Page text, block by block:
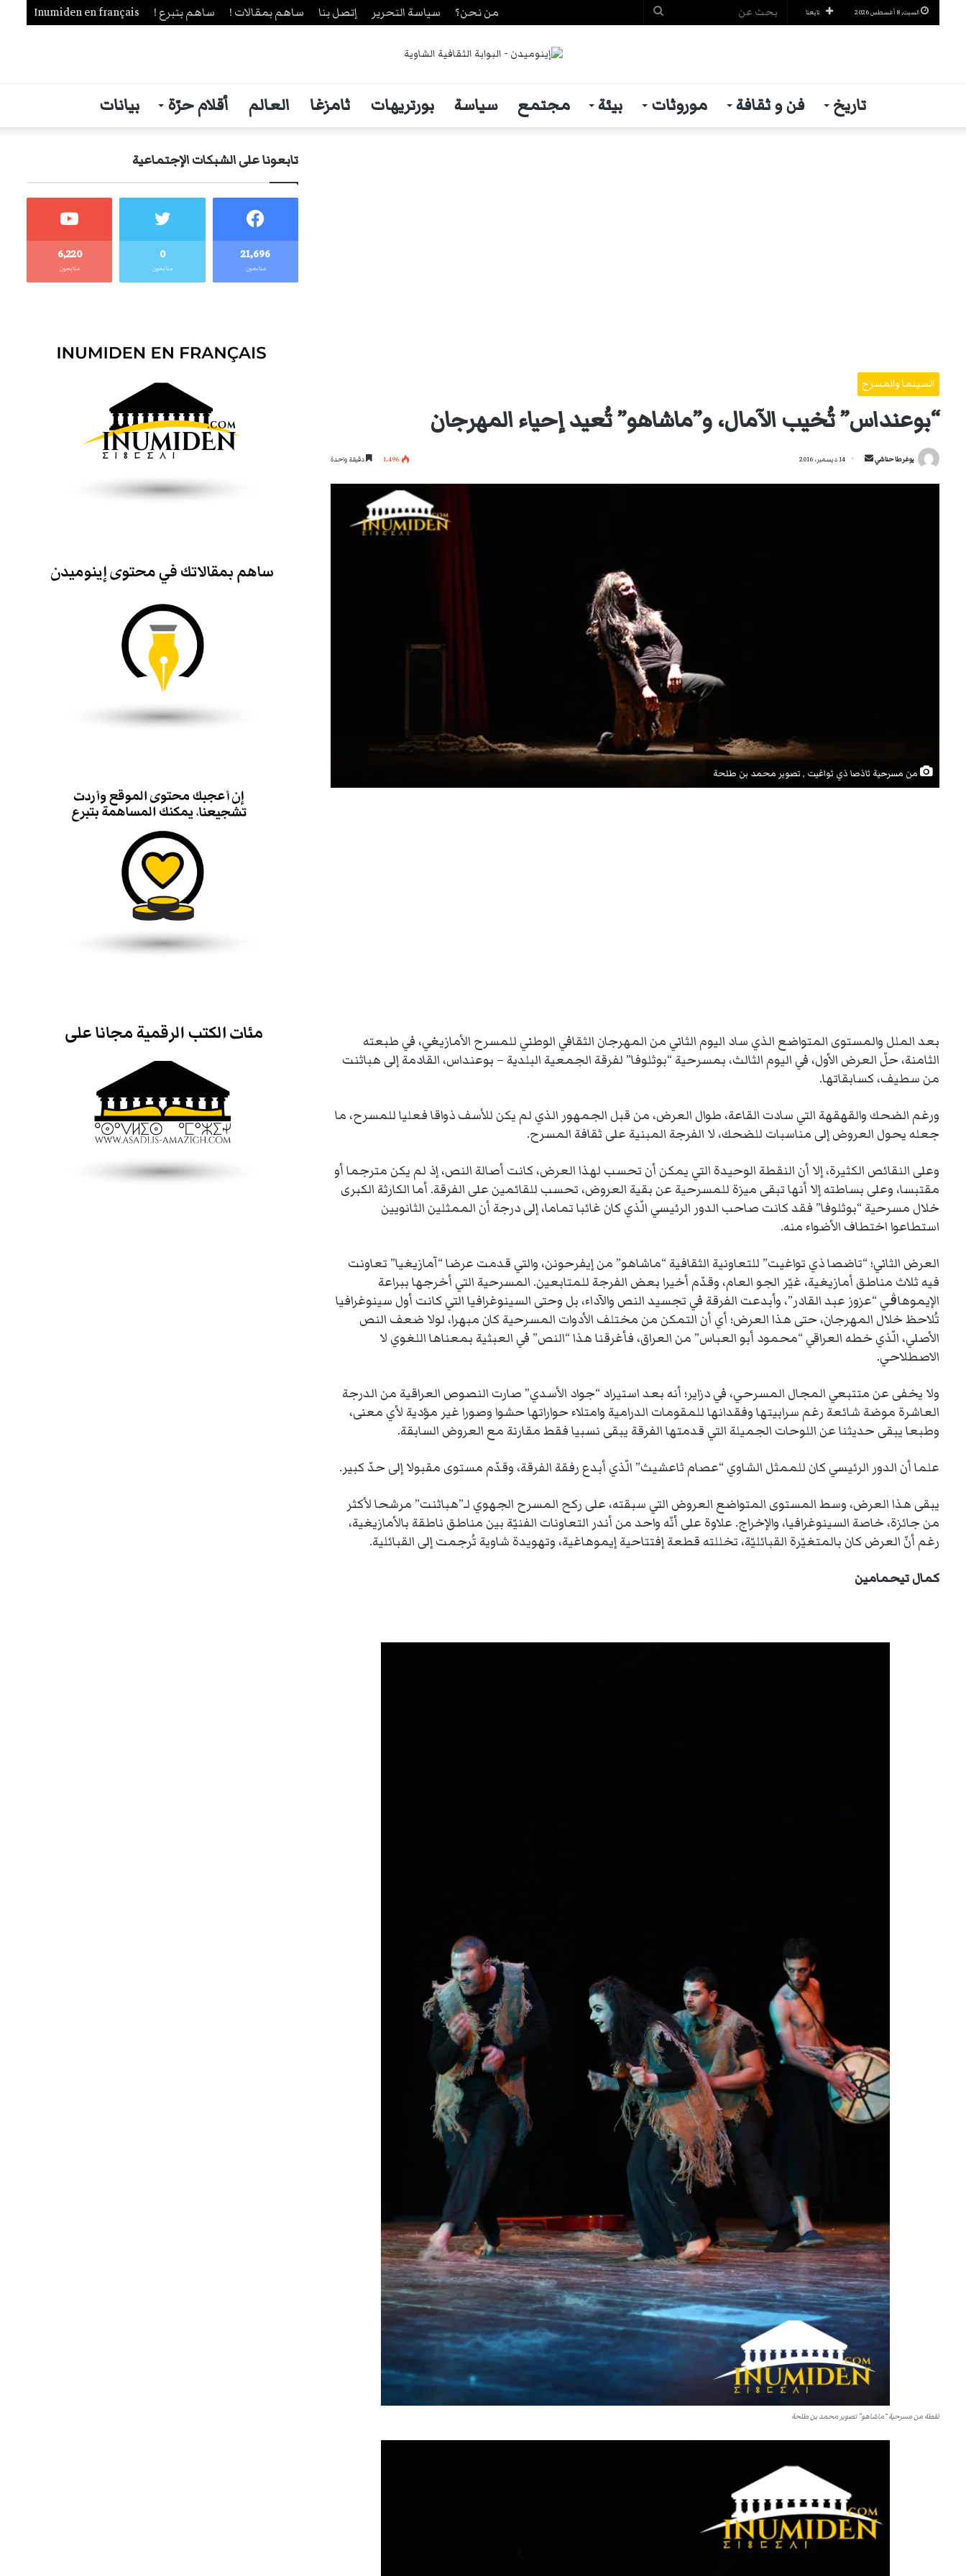
السبت, 8 أغسطس 2026
بحث
تابعنا من نحن؟ سياسة التحرير إتصل بنا ساهم بمقالات ! ساهم بتبرع ! Inumiden en français
تاريخ فن و ثقافة موروثات بيئة مجتمع سياسة بورتريهات ثامزغا العالم أقلام حرّة بيانات
السينما والمسرح
“بوعنداس” تُخيب الآمال، و”ماشاهو” تُعيد إحياء المهرجان
يوغرطا حناشي
أرسل
14 ديسمبر، 2016 1٬496 دقيقة واحدة
من مسرحية ثاذصا ذي ثواغيت , تصوير محمد بن طلحة
بعد الملل والمستوى المتواضع الذي ساد اليوم الثاني من المهرجان الثقافي الوطني للمسرح الأمازيغي، في طبعته
الثامنة، حلّ العرض الأول، في اليوم الثالث، بمسرحية “بوثلوفا” لفرقة الجمعية البلدية – بوعنداس، القادمة إلى هباثنت
من سطيف، كسابقاتها.
ورغم الضحك والقهقهة التي سادت القاعة، طوال العرض، من قبل الجمهور الذي لم يكن للأسف ذواقا فعليا للمسرح، ما
جعله يحول العروض إلى مناسبات للضحك، لا الفرجة المبنية على ثقافة المسرح.
وعلى النقائص الكثيرة، إلا أن النقطة الوحيدة التي يمكن أن تحسب لهذا العرض، كانت أصالة النص، إذ لم يكن مترجما أو
مقتبسا، وعلى بساطته إلا أنها تبقى ميزة للمسرحية عن بقية العروض، تحسب للقائمين على الفرقة. أما الكارثة الكبرى
خلال مسرحية “بوثلوفا” فقد كانت صاحب الدور الرئيسي الّذي كان غائبا تماما، إلى درجة أن الممثلين الثانويين
استطاعوا اختطاف الأضواء منه.
العرض الثاني؛ “تاضصا ذي تواغيت” للتعاونية الثقافية “ماشاهو” من إيفرحونن، والتي قدمت عرضا “آمازيغيا” تعاونت
فيه ثلاث مناطق أمازيغية، غيّر الجو العام، وقدّم أخيرا بعض الفرجة للمتابعين. المسرحية التي أخرجها ببراعة
الإيموهاڨي “عزوز عبد القادر”، وأبدعت الفرقة في تجسيد النص والآداء، بل وحتى السينوغرافيا التي كانت أول سينوغرافيا
تُلاحظ خلال المهرجان، حتى هذا العرض؛ أي أن التمكن من مختلف الأدوات المسرحية كان مبهرا، لولا ضعف النص
الأصلي، الّذي خطه العراقي “محمود أبو العباس” من العراق، فأغرقنا هذا “النص” في العبثية بمعناها اللغوي لا
الاصطلاحي.
ولا يخفى عن متتبعي المجال المسرحي، في دزاير؛ أنه بعد استيراد “جواد الأسدي” صارت النصوص العراقية من الدرجة
العاشرة موضة شائعة رغم سرابيتها وفقدانها للمقومات الدرامية وامتلاء حواراتها حشوا وصورا غير مؤدية لأي معنى،
وطبعا يبقى حديثنا عن اللوحات الجميلة التي قدمتها الفرقة يبقى نسبيا فقط مقارنة مع العروض السابقة.
علما أن الدور الرئيسي كان للممثل الشاوي “عصام ثاعشيث” الّذي أبدع رفقة الفرقة، وقدّم مستوى مقبولا إلى حدّ كبير.
يبقى هذا العرض، وسط المستوى المتواضع العروض التي سبقته، على ركح المسرح الجهوي لـ”هباثنت” مرشحا لأكثر
من جائزة، خاصة السينوغرافيا، والإخراج. علاوة على أنّه واحد من أندر التعاونات الفنيّة بين مناطق ناطقة بالأمازيغية،
رغم أنّ العرض كان بالمتغيّرة القبائليّة، تخللته قطعة إفتتاحية إيموهاغية، وتهويدة شاوية تُرجمت إلى القبائلية.
كمال تيحمامين
لقطة من مسرحية “ماشاهو” تصوير محمد بن طلحة
تابعونا على الشبكات الإجتماعية
21٬696
متابعون
0
متابعون
6٬220
متابعون